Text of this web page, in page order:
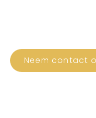
Neem contact